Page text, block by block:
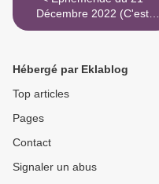
Décembre 2022 (C'est
l'Hiver)
Hébergé par Eklablog
Top articles
Pages
Contact
Signaler un abus